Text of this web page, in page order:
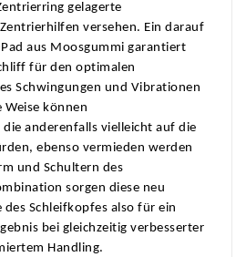
gelagerte
versehen. Ein darauf
aus Moosgummi garantiert
für den optimalen
Schwingungen und Vibrationen
können
anderenfalls vielleicht auf die
ebenso vermieden werden
und Schultern des
sorgen diese neu
Schleifkopfes also für ein
bei gleichzeitig verbesserter
Handling.